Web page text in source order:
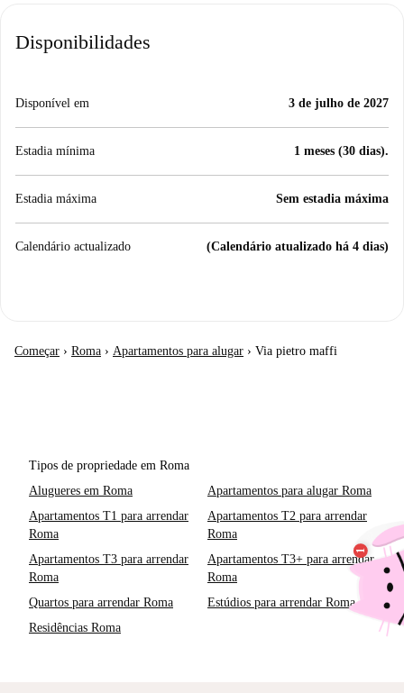
Disponibilidades
Disponível em 3 de julho de 2027
Estadia mínima 1 meses (30 dias).
Estadia máxima Sem estadia máxima
Calendário actualizado (Calendário atualizado há 4 dias)
Começar › Roma › Apartamentos para alugar › Via pietro maffi
Tipos de propriedade em Roma
Alugueres em Roma
Apartamentos para alugar Roma
Apartamentos T1 para arrendar
Roma
Apartamentos T2 para arrendar
Roma
Apartamentos T3 para arrendar
Roma
Apartamentos T3+ para arrendar
Roma
Quartos para arrendar Roma
Estúdios para arrendar Roma
Residências Roma